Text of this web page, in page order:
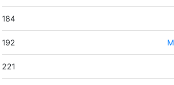
184
192
221